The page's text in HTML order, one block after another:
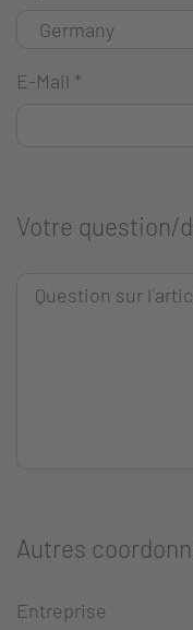
E-Mail *
Votre question/
Autres
Entreprise